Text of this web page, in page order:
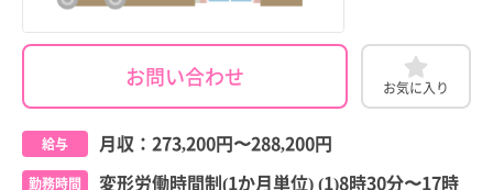
お問い合わせ お気に入り
給与 月収： 273,200円〜288,200円
勤務時間
変形労働時間制(1か月単位) (1)8時30分〜17時